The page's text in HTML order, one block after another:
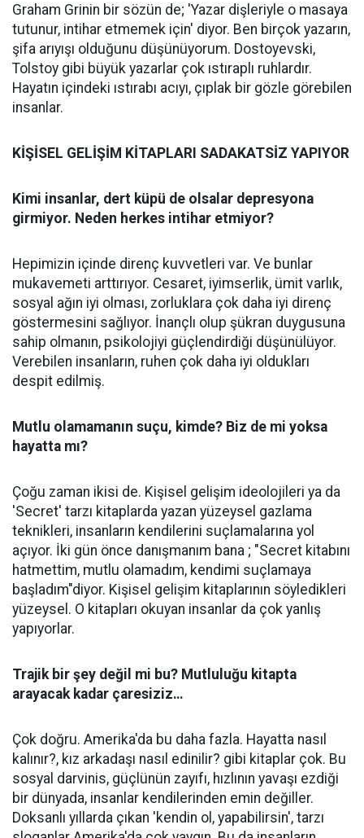
Graham Grinin bir sözün de; 'Yazar dişleriyle o masaya
tutunur, intihar etmemek için' diyor. Ben birçok yazarın,
şifa arıyışı olduğunu düşünüyorum. Dostoyevski,
Tolstoy gibi büyük yazarlar çok ıstıraplı ruhlardır.
Hayatın içindeki ıstırabı acıyı, çıplak bir gözle görebilen
insanlar.
KİŞİSEL GELİŞİM KİTAPLARI SADAKATSİZ YAPIYOR
Kimi insanlar, dert küpü de olsalar depresyona
girmiyor. Neden herkes intihar etmiyor?
Hepimizin içinde direnç kuvvetleri var. Ve bunlar
mukavemeti arttırıyor. Cesaret, iyimserlik, ümit varlık,
sosyal ağın iyi olması, zorluklara çok daha iyi direnç
göstermesini sağlıyor. İnançlı olup şükran duygusuna
sahip olmanın, psikolojiyi güçlendirdiği düşünülüyor.
Verebilen insanların, ruhen çok daha iyi oldukları
despit edilmiş.
Mutlu olamamanın suçu, kimde? Biz de mi yoksa
hayatta mı?
Çoğu zaman ikisi de. Kişisel gelişim ideolojileri ya da
'Secret' tarzı kitaplarda yazan yüzeysel gazlama
teknikleri, insanların kendilerini suçlamalarına yol
açıyor. İki gün önce danışmanım bana ; "Secret kitabını
hatmettim, mutlu olamadım, kendimi suçlamaya
başladım"diyor. Kişisel gelişim kitaplarının söyledikleri
yüzeysel. O kitapları okuyan insanlar da çok yanlış
yapıyorlar.
Trajik bir şey değil mi bu? Mutluluğu kitapta
arayacak kadar çaresiziz…
Çok doğru. Amerika'da bu daha fazla. Hayatta nasıl
kalınır?, kız arkadaşı nasıl edinilir? gibi kitaplar çok. Bu
sosyal darvinis, güçlünün zayıfı, hızlının yavaşı ezdiği
bir dünyada, insanlar kendilerinden emin değiller.
Doksanlı yıllarda çıkan 'kendin ol, yapabilirsin', tarzı